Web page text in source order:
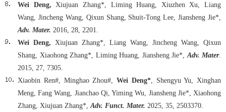
Wei Deng, Xiujuan Zhang*, Liming Huang, Xiuzhen Xu, Liang
Wang, Jincheng Wang, Qixun Shang, Shuit-Tong Lee, Jiansheng Jie*,
Adv. Mater. 2016, 28, 2201.
Wei Deng, Xiujuan Zhang*, Liang Wang, Jincheng Wang, Qixun
Shang, Xiaohong Zhang*, Liming Huang, Jiansheng Jie*, Adv. Mater.
2015, 27, 7305.
Xiaobin Ren#, Minghao Zhou#, Wei Deng*, Shengyu Yu, Xinghan
Meng, Fang Wang, Jianchao Qi, Yiming Wu, Jiansheng Jie*, Xiaohong
Zhang, Xiujuan Zhang*, Adv. Funct. Mater. 2025, 35, 2503370.